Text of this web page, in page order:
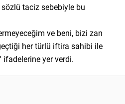
sözlü taciz sebebiyle bu
ve beni, bizi zan
her türlü iftira sahibi ile
ifadelerine yer verdi.